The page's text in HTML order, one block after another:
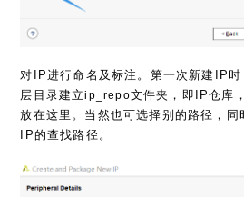
对IP进行命名及标注。第一次新建IP
层目录建立ip_repo文件夹，即IP仓库
放在这里。当然也可选择别的路径，同
IP的查找路径。